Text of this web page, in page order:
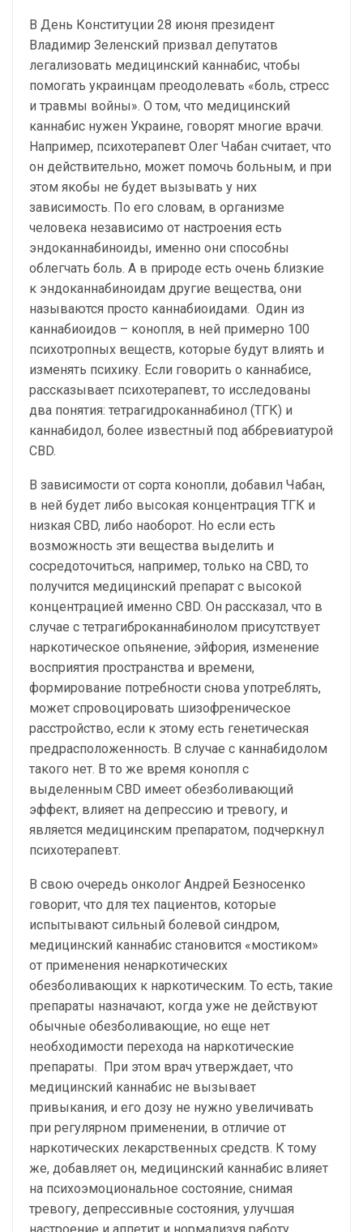
В День Конституции 28 июня президент
Владимир Зеленский призвал депутатов
легализовать медицинский каннабис, чтобы
помогать украинцам преодолевать «боль, стресс
и травмы войны». О том, что медицинский
каннабис нужен Украине, говорят многие врачи.
Например, психотерапевт Олег Чабан считает, что
он действительно, может помочь больным, и при
этом якобы не будет вызывать у них
зависимость. По его словам, в организме
человека независимо от настроения есть
эндоканнабиноиды, именно они способны
облегчать боль. А в природе есть очень близкие
к эндоканнабиноидам другие вещества, они
называются просто каннабиоидами. Один из
каннабиоидов – конопля, в ней примерно 100
психотропных веществ, которые будут влиять и
изменять психику. Если говорить о каннабисе,
рассказывает психотерапевт, то исследованы
два понятия: тетрагидроканнабинол (ТГК) и
каннабидол, более известный под аббревиатурой
CBD.
В зависимости от сорта конопли, добавил Чабан,
в ней будет либо высокая концентрация ТГК и
низкая CBD, либо наоборот. Но если есть
возможность эти вещества выделить и
сосредоточиться, например, только на CBD, то
получится медицинский препарат с высокой
концентрацией именно CBD. Он рассказал, что в
случае с тетрагиброканнабинолом присутствует
наркотическое опьянение, эйфория, изменение
восприятия пространства и времени,
формирование потребности снова употреблять,
может спровоцировать шизофреническое
расстройство, если к этому есть генетическая
предрасположенность. В случае с каннабидолом
такого нет. В то же время конопля с
выделенным CBD имеет обезболивающий
эффект, влияет на депрессию и тревогу, и
является медицинским препаратом, подчеркнул
психотерапевт.
В свою очередь онколог Андрей Безносенко
говорит, что для тех пациентов, которые
испытывают сильный болевой синдром,
медицинский каннабис становится «мостиком»
от применения ненаркотических
обезболивающих к наркотическим. То есть, такие
препараты назначают, когда уже не действуют
обычные обезболивающие, но еще нет
необходимости перехода на наркотические
препараты. При этом врач утверждает, что
медицинский каннабис не вызывает
привыкания, и его дозу не нужно увеличивать
при регулярном применении, в отличие от
наркотических лекарственных средств. К тому
же, добавляет он, медицинский каннабис влияет
на психоэмоциональное состояние, снимая
тревогу, депрессивные состояния, улучшая